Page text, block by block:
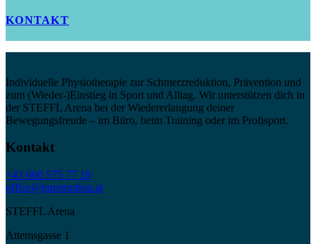
KONTAKT
Individuelle Physiotherapie zur Schmerzreduktion, Prävention und
zum (Wieder-)Einstieg in Sport und Alltag. Wir unterstützen dich in
der STEFFL Arena bei der Wiedererlangung deiner
Bewegungsfreude – im Büro, beim Training oder im Profisport.
Kontakt
+43 660 575 77 19
office@puremotion.at
STEFFL Arena
Attemsgasse 1